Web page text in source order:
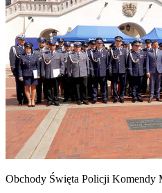
Obchody Święta Policji Komendy